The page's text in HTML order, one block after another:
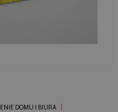
DOMU I BIURA